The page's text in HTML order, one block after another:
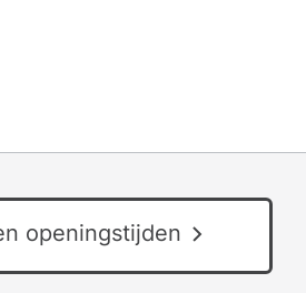
openingstijden